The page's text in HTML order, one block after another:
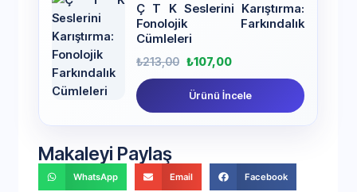
Ç T K Seslerini Karıştırma:
Fonolojik Farkındalık
Cümleleri
₺213,00 ₺107,00
Ürünü İncele
Makaleyi Paylaş
WhatsApp Email Facebook